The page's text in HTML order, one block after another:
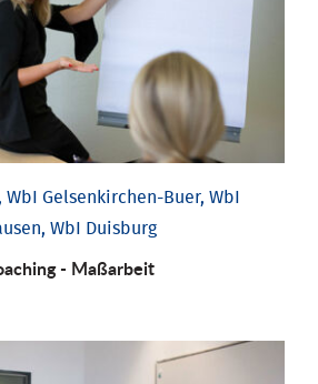
Gelsenkirchen-Buer, WbI
WbI Duisburg
- Maßarbeit